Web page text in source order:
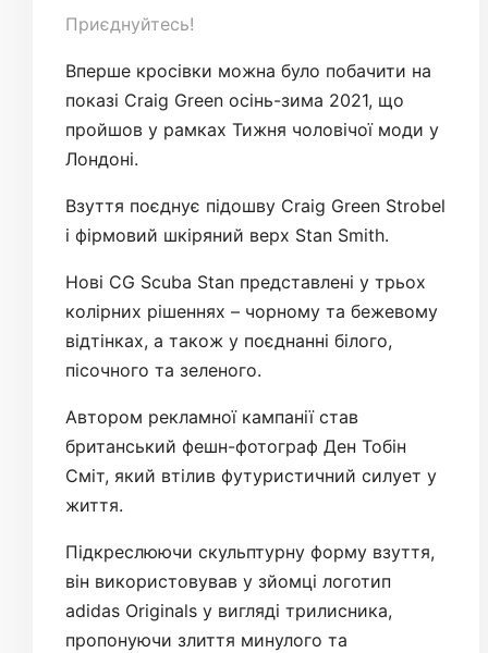
Приєднуйтесь!
Вперше кросівки можна було побачити на
показі Craig Green осінь-зима 2021, що
пройшов у рамках Тижня чоловічої моди у
Лондоні.
Взуття поєднує підошву Craig Green Strobel
і фірмовий шкіряний верх Stan Smith.
Нові CG Scuba Stan представлені у трьох
колірних рішеннях – чорному та бежевому
відтінках, а також у поєднанні білого,
пісочного та зеленого.
Автором рекламної кампанії став
британський фешн-фотограф Ден Тобін
Сміт, який втілив футуристичний силует у
життя.
Підкреслюючи скульптурну форму взуття,
він використовував у зйомці логотип
adidas Originals у вигляді трилисника,
пропонуючи злиття минулого та